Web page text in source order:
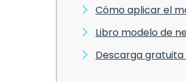
Cómo aplicar el
Libro modelo de
Descarga